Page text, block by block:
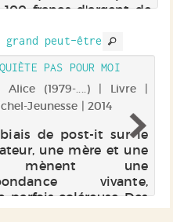
100 francs d'argent de
peut-être
PAS POUR MOI
Alice (1979-....) | Livre |
Jeunesse | 2014
de post-it sur le
une mère et une
une
vivante,
parfois coléreuse. Des
du quotidien aux